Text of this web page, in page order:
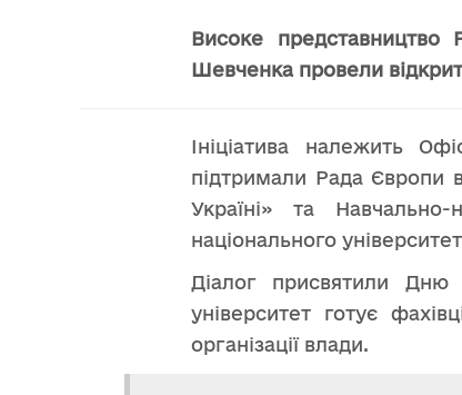
Високе представництво
Шевченка провели
Ініціатива належить
підтримали Рада Європи
Україні» та
національного
Діалог присвятили Дню
університет готує
організації влади.